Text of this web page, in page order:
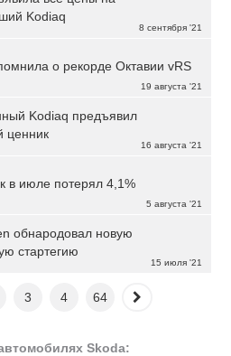
8 сентября '21
Kodiaq
19 августа '21
о рекорде Октавии vRS
16 августа '21
Kodiaq предъявил
ценник
5 августа '21
в июле потерял 4,1%
15 июля '21
обнародовал новую
стартегию
3 4 64
Skoda: